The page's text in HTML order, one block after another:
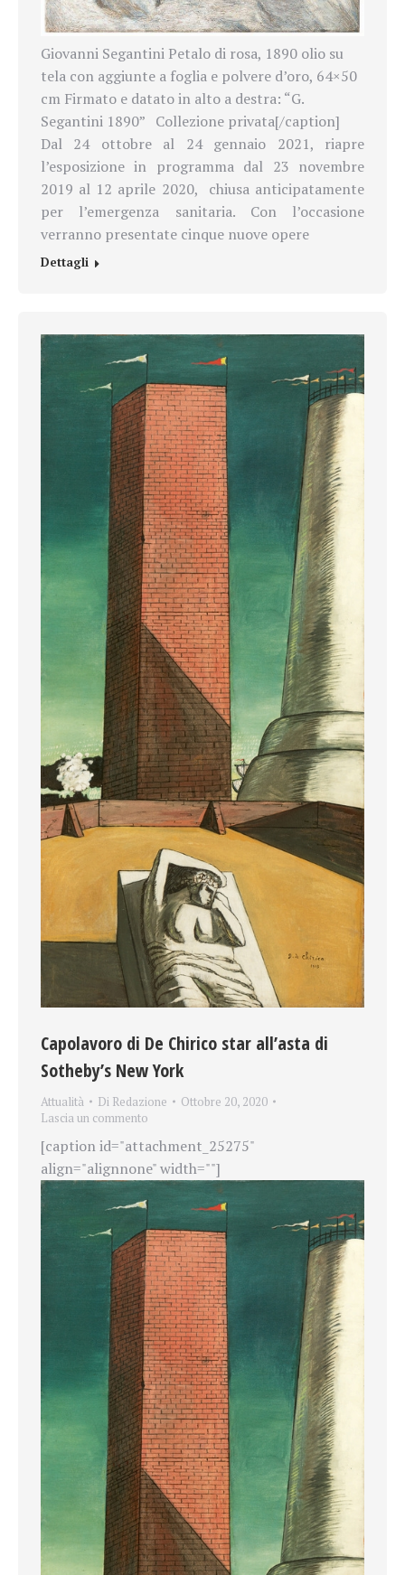
Giovanni Segantini Petalo di rosa, 1890 olio su
tela con aggiunte a foglia e polvere d’oro, 64×50
cm Firmato e datato in alto a destra: “G.
Segantini 1890” Collezione privata[/caption]
Dal 24 ottobre al 24 gennaio 2021, riapre
l’esposizione in programma dal 23 novembre
2019 al 12 aprile 2020, chiusa anticipatamente
per l’emergenza sanitaria. Con l’occasione
verranno presentate cinque nuove opere
Dettagli
Capolavoro di De Chirico star all’asta di
Sotheby’s New York
Attualità Di Redazione
Ottobre 20, 2020
Lascia un commento
[caption id="attachment_25275"
align="alignnone" width=""]